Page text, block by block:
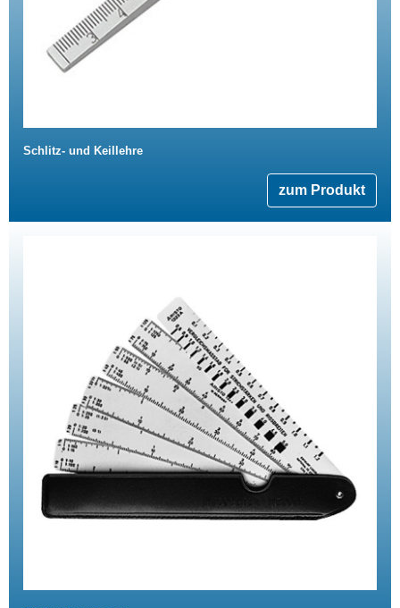
Schlitz- und Keillehre
zum Produkt